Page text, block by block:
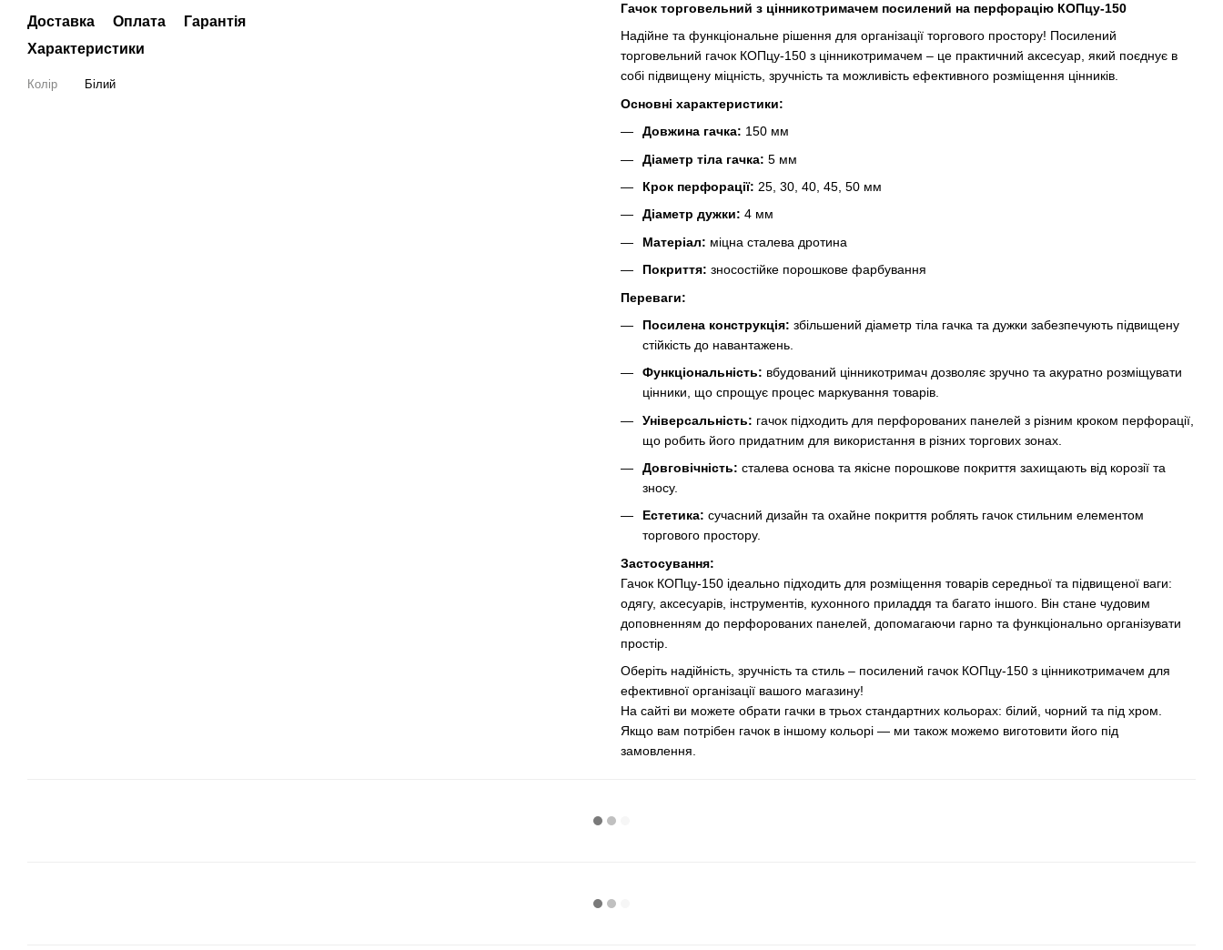
Доставка Оплата
Гарантія
Характеристики
Колір Білий
Гачок торговельний з цінникотримачем посилений на перфорацію КОПцу-150
Надійне та функціональне рішення для організації торгового простору! Посилений
торговельний гачок КОПцу-150 з цінникотримачем – це практичний аксесуар, який поєднує в
собі підвищену міцність, зручність та можливість ефективного розміщення цінників.
Основні характеристики:
Довжина гачка: 150 мм
Діаметр тіла гачка: 5 мм
Крок перфорації: 25, 30, 40, 45, 50 мм
Діаметр дужки: 4 мм
Матеріал: міцна сталева дротина
Покриття: зносостійке порошкове фарбування
Переваги:
Посилена конструкція: збільшений діаметр тіла гачка та дужки забезпечують підвищену
стійкість до навантажень.
Функціональність: вбудований цінникотримач дозволяє зручно та акуратно розміщувати
цінники, що спрощує процес маркування товарів.
Універсальність: гачок підходить для перфорованих панелей з різним кроком перфорації,
що робить його придатним для використання в різних торгових зонах.
Довговічність: сталева основа та якісне порошкове покриття захищають від корозії та
зносу.
Естетика: сучасний дизайн та охайне покриття роблять гачок стильним елементом
торгового простору.
Застосування:
Гачок КОПцу-150 ідеально підходить для розміщення товарів середньої та підвищеної ваги:
одягу, аксесуарів, інструментів, кухонного приладдя та багато іншого. Він стане чудовим
доповненням до перфорованих панелей, допомагаючи гарно та функціонально організувати
простір.
Оберіть надійність, зручність та стиль – посилений гачок КОПцу-150 з цінникотримачем для
ефективної організації вашого магазину!
На сайті ви можете обрати гачки в трьох стандартних кольорах: білий, чорний та під хром.
Якщо вам потрібен гачок в іншому кольорі — ми також можемо виготовити його під
замовлення.